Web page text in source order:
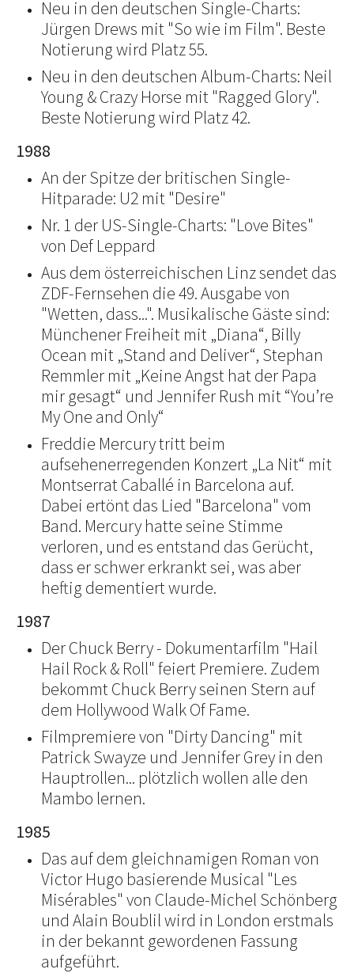
Neu in den deutschen Single-Charts:
Jürgen Drews mit "So wie im Film". Beste
Notierung wird Platz 55.
Neu in den deutschen Album-Charts: Neil
Young & Crazy Horse mit "Ragged Glory".
Beste Notierung wird Platz 42.
1988
An der Spitze der britischen Single-
Hitparade: U2 mit "Desire"
Nr. 1 der US-Single-Charts: "Love Bites"
von Def Leppard
Aus dem österreichischen Linz sendet das
ZDF-Fernsehen die 49. Ausgabe von
"Wetten, dass...". Musikalische Gäste sind:
Münchener Freiheit mit „Diana“, Billy
Ocean mit „Stand and Deliver“, Stephan
Remmler mit „Keine Angst hat der Papa
mir gesagt“ und Jennifer Rush mit “You’re
My One and Only“
Freddie Mercury tritt beim
aufsehenerregenden Konzert „La Nit“ mit
Montserrat Caballé in Barcelona auf.
Dabei ertönt das Lied "Barcelona" vom
Band. Mercury hatte seine Stimme
verloren, und es entstand das Gerücht,
dass er schwer erkrankt sei, was aber
heftig dementiert wurde.
1987
Der Chuck Berry - Dokumentarfilm "Hail
Hail Rock & Roll" feiert Premiere. Zudem
bekommt Chuck Berry seinen Stern auf
dem Hollywood Walk Of Fame.
Filmpremiere von "Dirty Dancing" mit
Patrick Swayze und Jennifer Grey in den
Hauptrollen... plötzlich wollen alle den
Mambo lernen.
1985
Das auf dem gleichnamigen Roman von
Victor Hugo basierende Musical "Les
Misérables" von Claude-Michel Schönberg
und Alain Boublil wird in London erstmals
in der bekannt gewordenen Fassung
aufgeführt.